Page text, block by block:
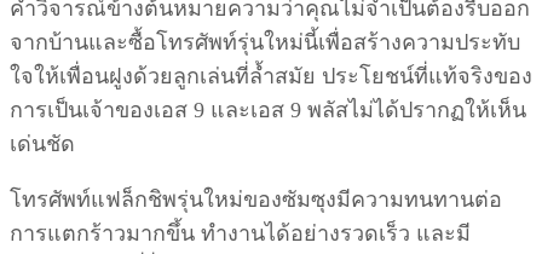
คำวิจารณ์ข้างต้นหมายความว่าคุณไม่จำเป็นต้องรีบออก
จากบ้านและซื้อโทรศัพท์รุ่นใหม่นี้เพื่อสร้างความประทับ
ใจให้เพื่อนฝูงด้วยลูกเล่นที่ล้ำสมัย ประโยชน์ที่แท้จริงของ
การเป็นเจ้าของเอส 9 และเอส 9 พลัสไม่ได้ปรากฏให้เห็น
เด่นชัด
โทรศัพท์แฟล็กชิพรุ่นใหม่ของซัมซุงมีความทนทานต่อ
การแตกร้าวมากขึ้น ทำงานได้อย่างรวดเร็ว และมี